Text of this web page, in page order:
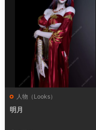
人物（Looks）
明月